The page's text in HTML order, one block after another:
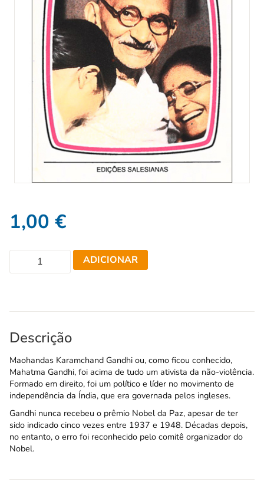
1,00 €
ADICIONAR
Descrição
Maohandas Karamchand Gandhi ou, como ficou conhecido,
Mahatma Gandhi, foi acima de tudo um ativista da não-violência.
Formado em direito, foi um político e líder no movimento de
independência da Índia, que era governada pelos ingleses.
Gandhi nunca recebeu o prêmio Nobel da Paz, apesar de ter
sido indicado cinco vezes entre 1937 e 1948. Décadas depois,
no entanto, o erro foi reconhecido pelo comitê organizador do
Nobel.